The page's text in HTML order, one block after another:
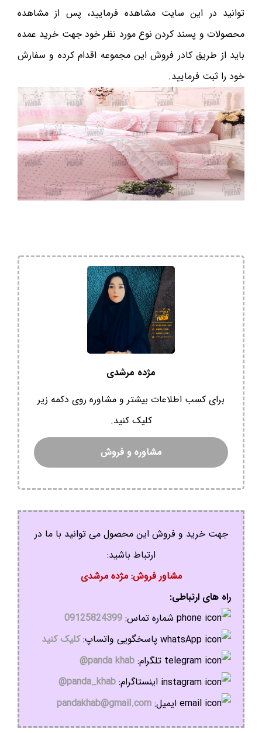
توانید در این سایت مشاهده فرمایید، پس از مشاهده
محصولات و پسند کردن نوع مورد نظر خود جهت خرید عمده
باید از طریق کادر فروش این مجموعه اقدام کرده و سفارش
خود را ثبت فرمایید.
مژده مرشدی
برای کسب اطلاعات بیشتر و مشاوره روی دکمه زیر
کلیک کنید.
مشاوره و فروش
جهت خرید و فروش این محصول می توانید با ما در
ارتباط باشید:
مشاور فروش: مژده مرشدی
راه های ارتباطی:
شماره تماس: 09125824399
پاسخگویی واتساپ:کلیک کنید
تلگرام: panda khab@
اینستاگرام: panda_khab@
ایمیل: pandakhab@gmail.com